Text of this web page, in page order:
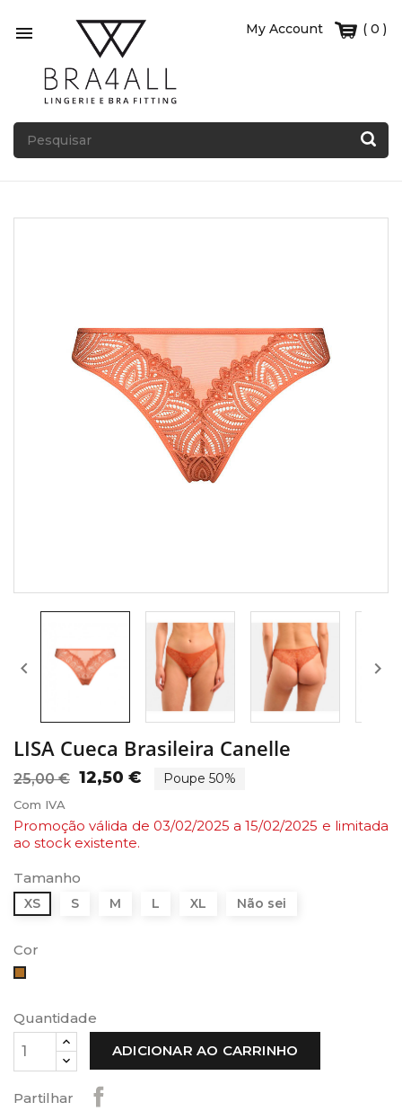
 ( 0 )
My Account
 
LISA Cueca Brasileira Canelle
25,00 € 12,50 € Poupe 50%
Com IVA
Promoção válida de 03/02/2025 a 15/02/2025 e limitada
ao stock existente.
Tamanho
XS S M L XL Não sei
Cor
Canela
Quantidade
ADICIONAR AO CARRINHO
Partilhar